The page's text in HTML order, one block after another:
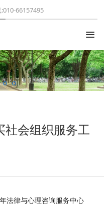
66157495
社会组织服务工
法律与心理咨询服务中心